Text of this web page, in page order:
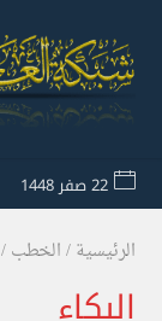
22 صفر 1448
الرئيسية/الخطب/
البكاء